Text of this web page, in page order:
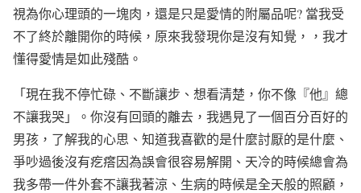
視為你心理頭的一塊肉，還是只是愛情的附屬品呢? 當我受
不了終於離開你的時候，原來我發現你是沒有知覺，，我才
懂得愛情是如此殘酷。
「現在我不停忙碌、不斷讓步、想看清楚，你不像『他』總
不讓我哭」。你沒有回頭的離去，我遇見了一個百分百好的
男孩，了解我的心思、知道我喜歡的是什麼討厭的是什麼、
爭吵過後沒有疙瘩因為誤會很容易解開、天冷的時候總會為
我多帶一件外套不讓我著涼、生病的時候是全天般的照顧，